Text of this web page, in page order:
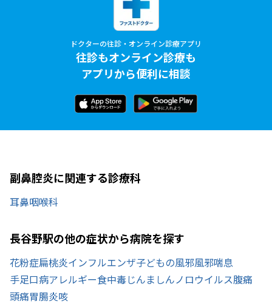
ドクターの往診・オンライン診療アプリ
往診もオンライン診療も
アプリから便利に相談
副鼻腔炎に関連する診療科
耳鼻咽喉科
長谷野駅の他の症状から病院を探す
花粉症扁桃炎インフルエンザ子どもの風邪風邪喘息
手足口病アレルギー食中毒じんましんノロウイルス腹痛
頭痛胃腸炎咳